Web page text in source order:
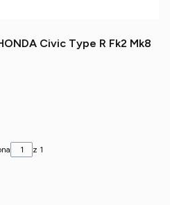
Civic Type R Fk2 Mk8
z 1